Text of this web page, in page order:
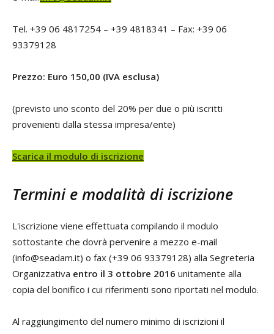
Tel. +39 06 4817254 – +39 4818341 – Fax: +39 06
93379128
Prezzo: Euro 150,00 (IVA esclusa)
(previsto uno sconto del 20% per due o più iscritti
provenienti dalla stessa impresa/ente)
Scarica il modulo di iscrizione
Termini e modalità di iscrizione
L'iscrizione viene effettuata compilando il modulo
sottostante che dovrà pervenire a mezzo e-mail
(info@seadam.it) o fax (+39 06 93379128) alla Segreteria
Organizzativa entro il 3 ottobre 2016 unitamente alla
copia del bonifico i cui riferimenti sono riportati nel modulo.
Al raggiungimento del numero minimo di iscrizioni il